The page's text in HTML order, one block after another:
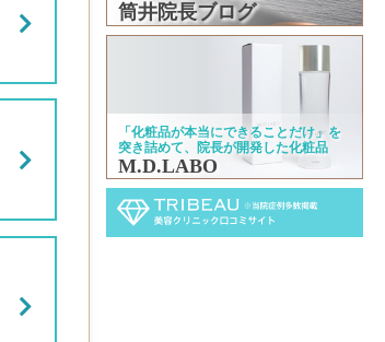
筒井院長ブログ
「化粧品が本当にできることだけ」を
突き詰めて、院長が開発した化粧品
M.D.LABO